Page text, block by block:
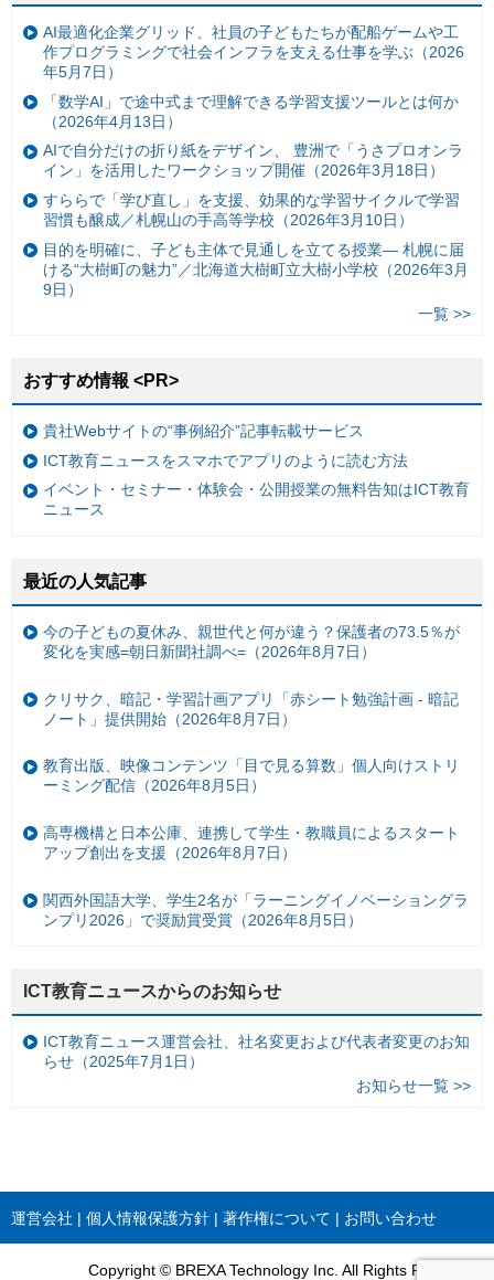
AI最適化企業グリッド、社員の子どもたちが配船ゲームや工
作プログラミングで社会インフラを支える仕事を学ぶ（2026
年5月7日）
「数学AI」で途中式まで理解できる学習支援ツールとは何か
（2026年4月13日）
AIで自分だけの折り紙をデザイン、 豊洲で「うさプロオンラ
イン」を活用したワークショップ開催（2026年3月18日）
すららで「学び直し」を支援、効果的な学習サイクルで学習
習慣も醸成／札幌山の手高等学校（2026年3月10日）
目的を明確に、子ども主体で見通しを立てる授業— 札幌に届
ける“大樹町の魅力”／北海道大樹町立大樹小学校（2026年3月
9日）
一覧 >>
おすすめ情報 <PR>
貴社Webサイトの“事例紹介”記事転載サービス
ICT教育ニュースをスマホでアプリのように読む方法
イベント・セミナー・体験会・公開授業の無料告知はICT教育
ニュース
最近の人気記事
今の子どもの夏休み、親世代と何が違う？保護者の73.5％が
変化を実感=朝日新聞社調べ=（2026年8月7日）
クリサク、暗記・学習計画アプリ「赤シート勉強計画 - 暗記
ノート」提供開始（2026年8月7日）
教育出版、映像コンテンツ「目で見る算数」個人向けストリ
ーミング配信（2026年8月5日）
高専機構と日本公庫、連携して学生・教職員によるスタート
アップ創出を支援（2026年8月7日）
関西外国語大学、学生2名が「ラーニングイノベーショングラ
ンプリ2026」で奨励賞受賞（2026年8月5日）
ICT教育ニュースからのお知らせ
ICT教育ニュース運営会社、社名変更および代表者変更のお知
らせ（2025年7月1日）
お知らせ一覧 >>
運営会社 個人情報保護方針 著作権について お問い合わせ
Copyright © BREXA Technology Inc. All Rights Reserved.